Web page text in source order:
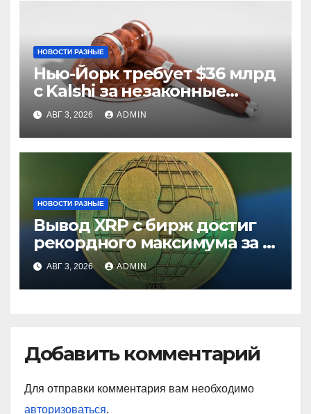
НОВОСТИ РАЗНЫЕ
Нью-Йорк требует $36 млрд
с Kalshi за незаконные
ставки
АВГ 3, 2026 ADMIN
НОВОСТИ РАЗНЫЕ
Вывод XRP с бирж достиг
рекордного максимума за 5
летАВГ 3, 2026 ADMIN
Добавить комментарий
Для отправки комментария вам необходимо
авторизоваться.